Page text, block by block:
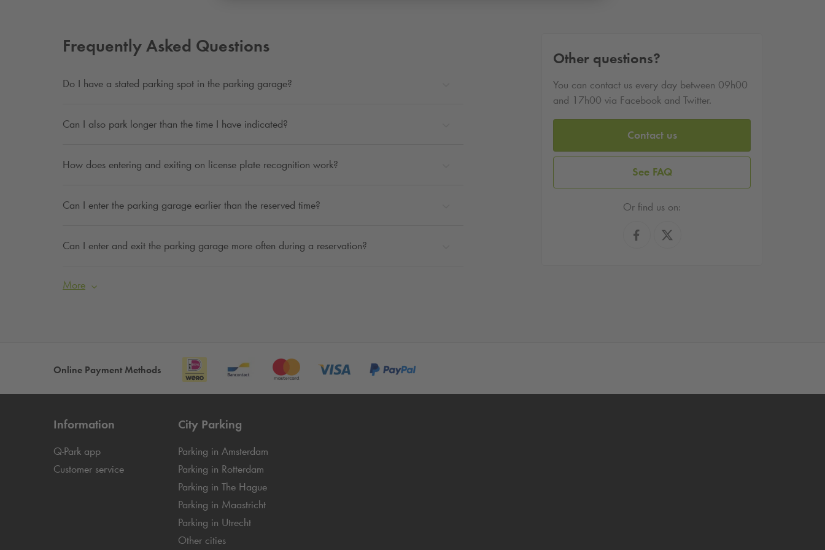
Frequently Asked Questions
Do I have a stated parking spot in the parking garage?
Can I also park longer than the time I have indicated?
How does entering and exiting on license plate recognition work?
Can I enter the parking garage earlier than the reserved time?
Can I enter and exit the parking garage more often during a reservation?
More
Other questions?
You can contact us every day between 09h00
and 17h00 via Facebook and Twitter.
Contact us
See FAQ
Or find us on:
Online Payment Methods
Information
Q-Park app
Customer service
City Parking
Parking in Amsterdam
Parking in Rotterdam
Parking in The Hague
Parking in Maastricht
Parking in Utrecht
Other cities